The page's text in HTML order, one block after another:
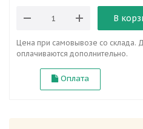
В
Цена при самовывозе со склада.
оплачиваются дополнительно.
Оплата